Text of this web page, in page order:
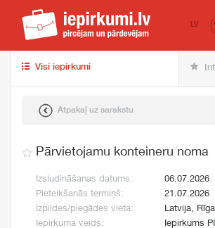
LV
Visi iepirkumi
Atpakaļ uz sarakstu
Pārvietojamu konteineru noma
Izsludināšanas datums:
06.07.2026
Pieteikšanās termiņš:
21.07.2026
Izpildes/piegādes vieta:
Latvija,
Iepirkuma veids:
Iepirkums